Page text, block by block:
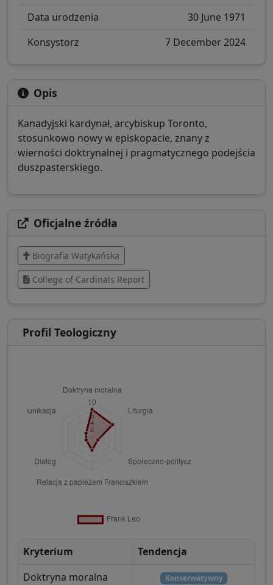
Data urodzenia
30 June 1971
Konsystorz
7 December 2024
Opis
Kanadyjski kardynał, arcybiskup Toronto,
stosunkowo nowy w episkopacie, znany z
wierności doktrynalnej i pragmatycznego podejścia
duszpasterskiego.
Oficjalne źródła
Biografia Watykańska
College of Cardinals Report
Profil Teologiczny
Kryterium
Tendencja
Doktryna moralna
Konserwatywny